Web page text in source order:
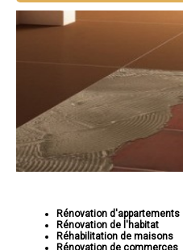
Rénovation d'appartements
Rénovation de l'habitat
Réhabilitation de maisons
Rénovation de commerces